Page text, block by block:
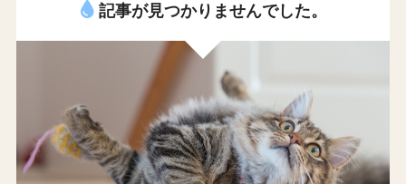
記事が見つかりませんでした。